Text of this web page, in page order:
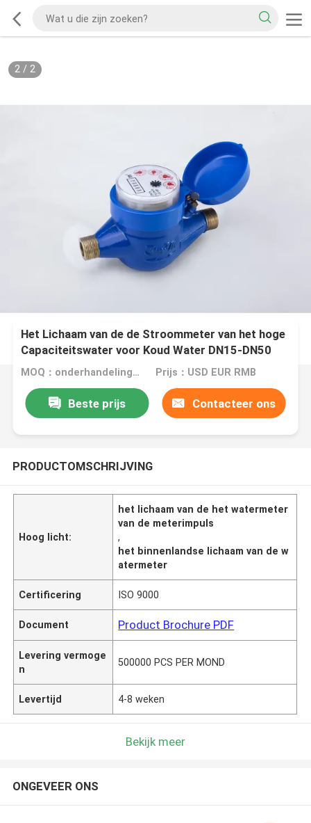
2/ 2
Het Lichaam van de de Stroommeter van het hoge
Capaciteitswater voor Koud Water DN15-DN50
MOQ：onderhandelingen Prijs：USD EUR RMB
Beste prijs Contacteer ons
PRODUCTOMSCHRIJVING
Hoog licht:
het lichaam van de het watermeter
van de meterimpuls
,
het binnenlandse lichaam van de w
atermeter
Certificering ISO 9000
Document Product Brochure PDF
Levering vermoge
n
500000 PCS PER MOND
Levertijd 4-8 weken
Bekijk meer
ONGEVEER ONS